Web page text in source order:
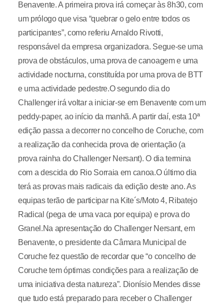
Benavente. A primeira prova irá começar às 8h30, com
um prólogo que visa “quebrar o gelo entre todos os
participantes”, como referiu Arnaldo Rivotti,
responsável da empresa organizadora. Segue-se uma
prova de obstáculos, uma prova de canoagem e uma
actividade nocturna, constituída por uma prova de BTT
e uma actividade pedestre.O segundo dia do
Challenger irá voltar a iniciar-se em Benavente com um
peddy-paper, ao início da manhã. A partir daí, esta 10ª
edição passa a decorrer no concelho de Coruche, com
a realização da conhecida prova de orientação (a
prova rainha do Challenger Nersant). O dia termina
com a descida do Rio Sorraia em canoa.O último dia
terá as provas mais radicais da edição deste ano. As
equipas terão de participar na Kite´s/Moto 4, Ribatejo
Radical (pega de uma vaca por equipa) e prova do
Granel.Na apresentação do Challenger Nersant, em
Benavente, o presidente da Câmara Municipal de
Coruche fez questão de recordar que “o concelho de
Coruche tem óptimas condições para a realização de
uma iniciativa desta natureza”. Dionísio Mendes disse
que tudo está preparado para receber o Challenger